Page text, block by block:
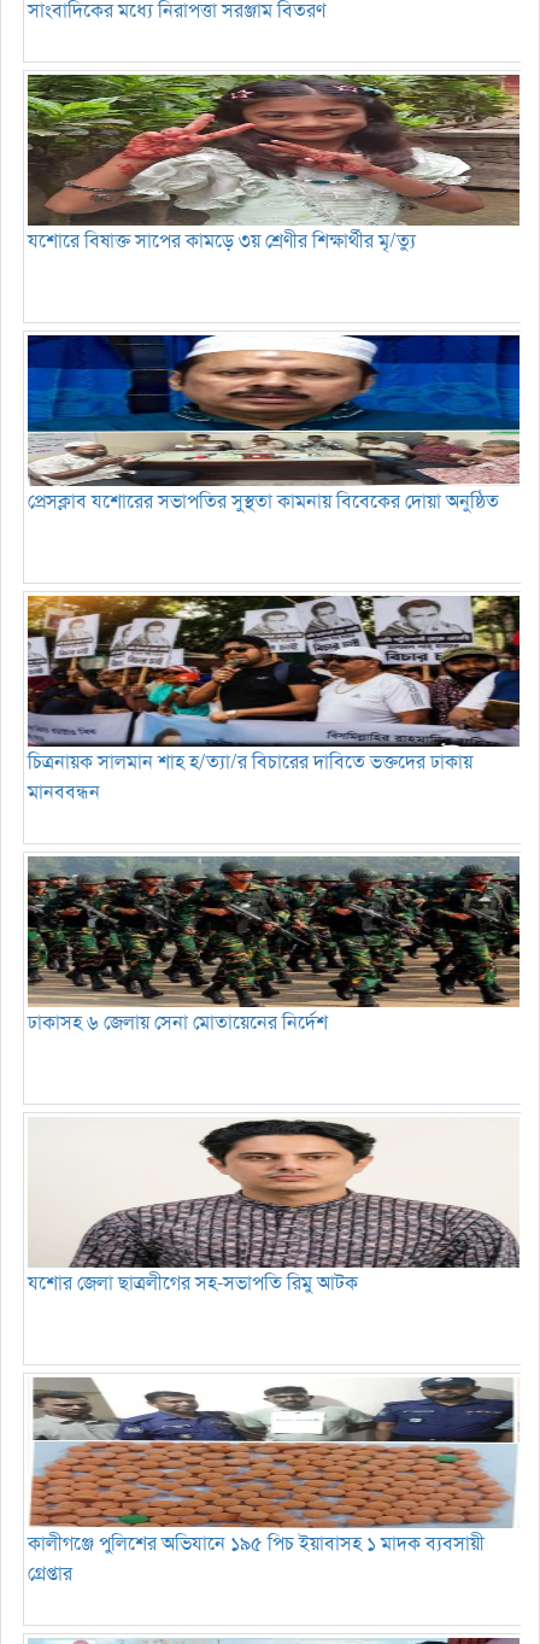
সাংবাদিকের মধ্যে নিরাপত্তা সরঞ্জাম বিতরণ
যশোরে বিষাক্ত সাপের কামড়ে ৩য় শ্রেণীর শিক্ষার্থীর মৃ/ত্যু
প্রেসক্লাব যশোরের সভাপতির সুস্থতা কামনায় বিবেকের দোয়া অনুষ্ঠিত
চিত্রনায়ক সালমান শাহ হ/ত্যা/র বিচারের দাবিতে ভক্তদের ঢাকায়
মানববন্ধন
ঢাকাসহ ৬ জেলায় সেনা মোতায়েনের নির্দেশ
যশোর জেলা ছাত্রলীগের সহ-সভাপতি রিমু আটক
কালীগঞ্জে পুলিশের অভিযানে ১৯৫ পিচ ইয়াবাসহ ১ মাদক ব্যবসায়ী
গ্রেপ্তার